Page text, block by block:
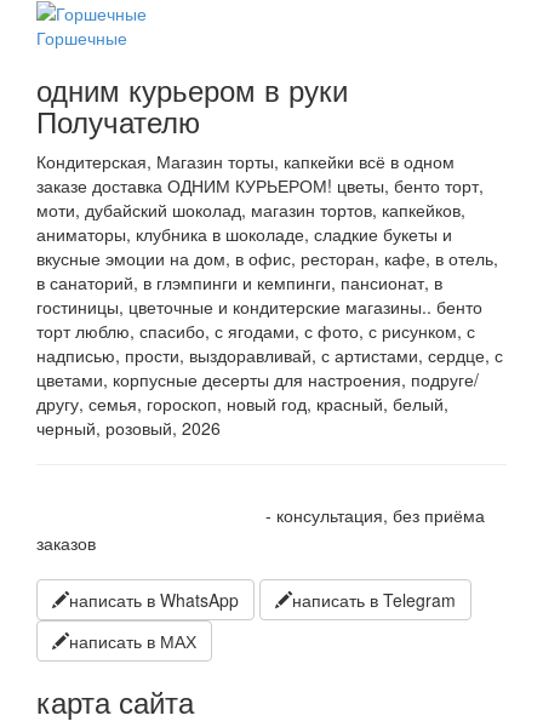
Горшечные
одним курьером в руки
Получателю
Кондитерская, Магазин торты, капкейки всё в одном
заказе доставка ОДНИМ КУРЬЕРОМ! цветы, бенто торт,
моти, дубайский шоколад, магазин тортов, капкейков,
аниматоры, клубника в шоколаде, сладкие букеты и
вкусные эмоции на дом, в офис, ресторан, кафе, в отель,
в санаторий, в глэмпинги и кемпинги, пансионат, в
гостиницы, цветочные и кондитерские магазины.. бенто
торт люблю, спасибо, с ягодами, с фото, с рисунком, с
надписью, прости, выздоравливай, с артистами, сердце, с
цветами, корпусные десерты для настроения, подруге/
другу, семья, гороскоп, новый год, красный, белый,
черный, розовый, 2026
- консультация, без приёма
заказов
написать в WhatsApp
написать в Telegram
написать в МАХ
карта сайта